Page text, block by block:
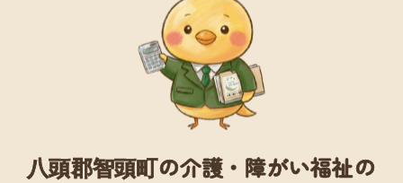
八頭郡智頭町の介護・障がい福祉の